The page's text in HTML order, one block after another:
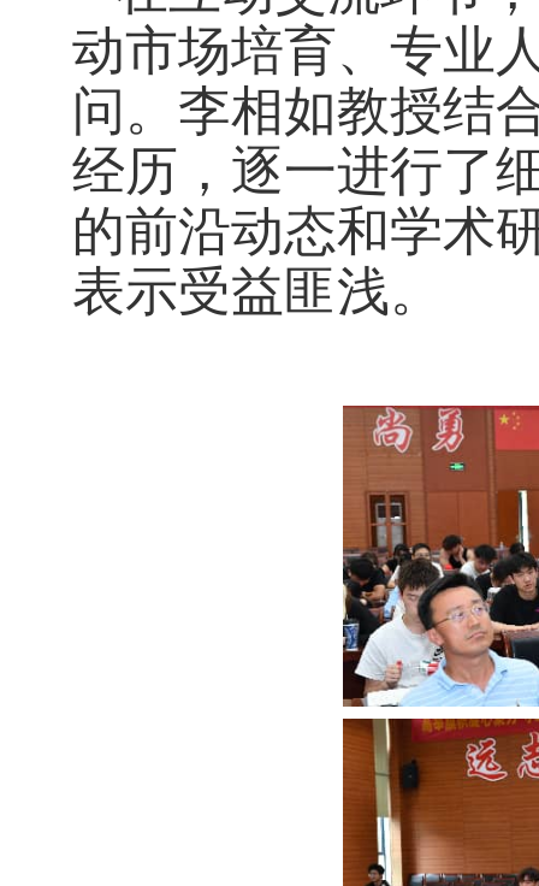
动市场培育、专业
问。李相如教授结
经历，逐一进行了
的前沿动态和学术
表示受益匪浅。